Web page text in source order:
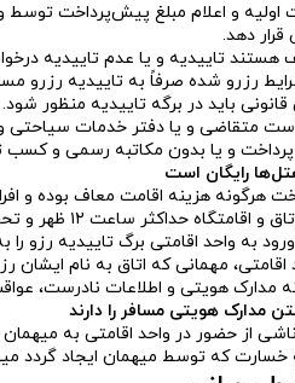
اولیه و اعلام مبلغ پیش‌پرداخت
قرار دهد.
عدم تاییدیه درخواست رزرو را حداکثر ظرف مدت ۴۸ ساعت پس از وصول
رزرو شده صرفاً به تاییدیه رزرو
باید در برگه تاییدیه منظور شود.
متقاضی و یا دفتر خدمات سیاحتی
و یا بدون مکاتبه رسمی و کسب
ساعت ۱۲ ظهر و تحویل اتاق ساعت 15 است.
به واحد اقامتی برگ تاییدیه رزو
اقامتی، مهمانی که اتاق به نام
مدارک هویتی و اطلاعات نادرست،
مدارک هویتی مسافر را دارند
از حضور در واحد اقامتی به میهمان
خسارت که توسط میهمان ایجاد گردد